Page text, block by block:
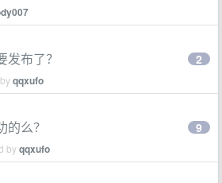
布了？
qqxufo
2
么？
byqqxufo
9